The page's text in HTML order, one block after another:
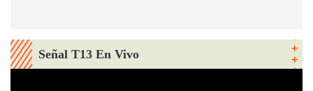
Señal T13 En Vivo